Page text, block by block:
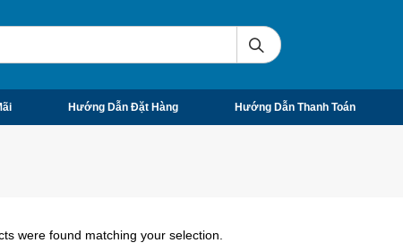
Hướng Dẫn Đặt Hàng Hướng Dẫn Thanh Toán
were found matching your selection.